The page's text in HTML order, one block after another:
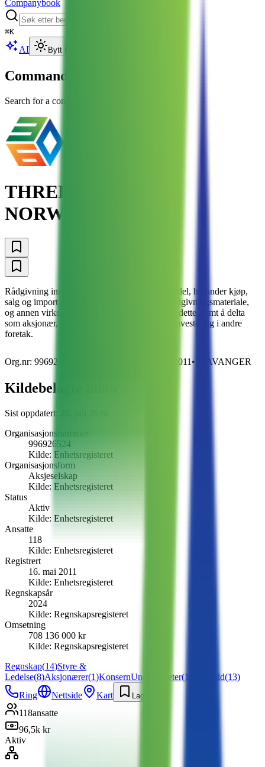
Companybook
⌘K
AI Bytt tema
Command Palette
Search for a command to run...
THREE60 ENERGY
NORWAY AS
Rådgivning innen petroleumsteknologi og handel, herunder kjøp,
salg og import av relatert petroleumsteknisk rådgivningsmateriale,
og annen virksomhet som naturlig faller under dette, samt å delta
som aksjonær, eller delta på annen måte, ved investering i andre
foretak.
Org.nr: 996926524 2011 • STAVANGER
Kildebelagte fakta
Sist oppdatert:
Organisasjonsnummer
996926524
Kilde: Enhetsregisteret
Organisasjonsform
Aksjeselskap
Kilde: Enhetsregisteret
Status
Aktiv
Kilde: Enhetsregisteret
Ansatte
118
Kilde: Enhetsregisteret
Registrert
16. mai 2011
Kilde: Enhetsregisteret
Regnskapsår
2024
Kilde: Regnskapsregisteret
Omsetning
708 136 000 kr
Kilde: Regnskapsregisteret
Regnskap(14)Styre &
Ledelse(8)Aksjonærer(1)KonsernUnderenheter(1 Tilskudd(13)
Ring
Nettside Kart Lagre
118ansatte
96,5k kr
Aktiv